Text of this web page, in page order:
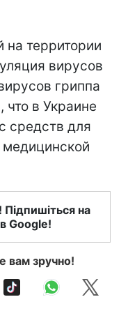
на территории
вирусов
гриппа
что в Украине
средств для
медицинской
Підпишіться на
Google!
вам зручно!